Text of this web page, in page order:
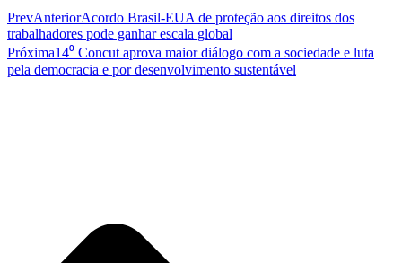
PrevAnteriorAcordo Brasil-EUA de proteção aos direitos dos
trabalhadores pode ganhar escala global
Próxima14⁰ Concut aprova maior diálogo com a sociedade e luta
pela democracia e por desenvolvimento sustentável